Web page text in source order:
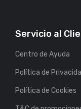
Servicio al
Centro de Ayuda
Política de
Política de Cookies